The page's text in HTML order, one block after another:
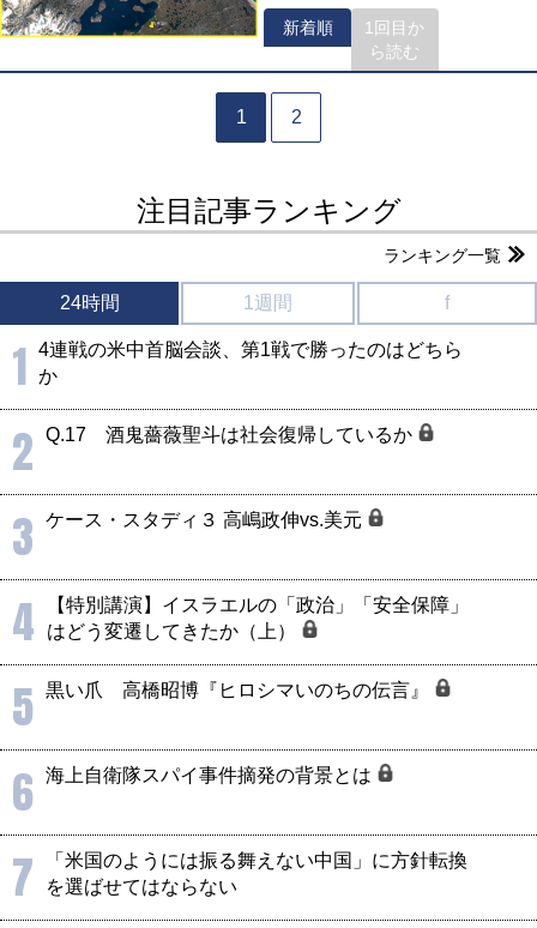
新着順
1回目か
ら読む
1 2
注目記事ランキング
ランキング一覧
24時間 1週間 f
1 4連戦の米中首脳会談、第1戦で勝ったのはどちら
か
2 Q.17 酒鬼薔薇聖斗は社会復帰しているか
3 ケース・スタディ３ 高嶋政伸vs.美元
4
【特別講演】イスラエルの「政治」「安全保障」
はどう変遷してきたか（上）
5 黒い爪 高橋昭博『ヒロシマいのちの伝言』
6 海上自衛隊スパイ事件摘発の背景とは
7
「米国のようには振る舞えない中国」に方針転換
を選ばせてはならない